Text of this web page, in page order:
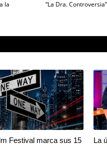
“La Dra.
la
Festival marca sus 15
La